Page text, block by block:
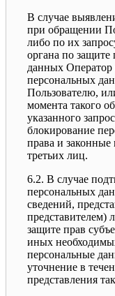
В случае
при обращении
либо по их
органа по защите
данных Оператор
персональных
Пользователю,
момента такого
указанного
блокирование
права и законные
третьих лиц.
6.2. В случае
персональных
сведений,
представителем)
защите прав
иных
персональные
уточнение в
представления